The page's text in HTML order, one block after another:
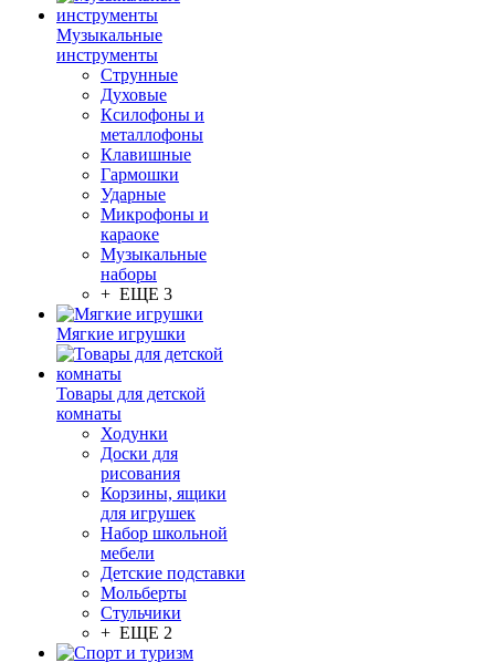
Музыкальные
инструменты
Струнные
Духовые
Ксилофоны и
металлофоны
Клавишные
Гармошки
Ударные
Микрофоны и
караоке
Музыкальные
наборы
+ ЕЩЕ 3
Мягкие игрушки
Товары для детской
комнаты
Ходунки
Доски для
рисования
Корзины, ящики
для игрушек
Набор школьной
мебели
Детские подставки
Мольберты
Стульчики
+ ЕЩЕ 2